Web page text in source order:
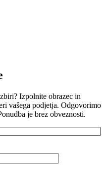
Izpolnite obrazec in
vašega podjetja. Odgovorimo
je brez obveznosti.